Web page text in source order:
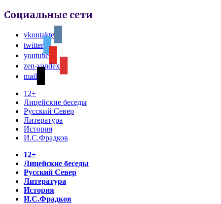
Социальные сети
vkontakte
twitter
youtube
zen-yandex
mail
12+
Лицейские беседы
Русский Север
Литература
История
И.С.Фрадков
12+
Лицейские беседы
Русский Север
Литература
История
И.С.Фрадков